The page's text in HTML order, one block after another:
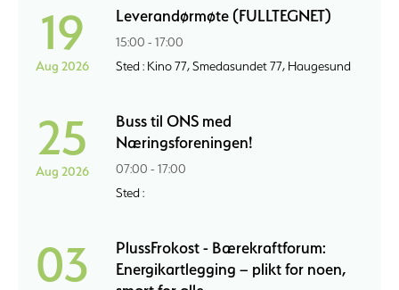
19
Aug 2026
Leverandørmøte (FULLTEGNET)
15:00 - 17:00
Sted : Kino 77, Smedasundet 77, Haugesund
25
Aug 2026
Buss til ONS med
Næringsforeningen!
07:00 - 17:00
Sted :
03
PlussFrokost - Bærekraftforum:
Energikartlegging – plikt for noen,